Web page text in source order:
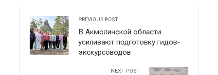
PREVIOUS POST
В Акмолинской области
усиливают подготовку гидов-
экскурсоводов
NEXT POST